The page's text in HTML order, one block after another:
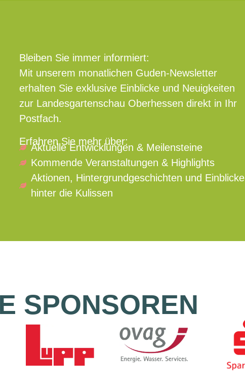
Bleiben Sie immer informiert:
Mit unserem monatlichen Guden-Newsletter
erhalten Sie exklusive Einblicke und Neuigkeiten
zur Landesgartenschau Oberhessen direkt in Ihr
Postfach.
Erfahren Sie mehr über:
Aktuelle Entwicklungen & Meilensteine
Kommende Veranstaltungen & Highlights
Aktionen, Hintergrundgeschichten und Einblicke
hinter die Kulissen
SPONSOREN